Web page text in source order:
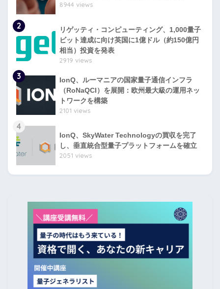
8944 views
2
リゲッティ・コンピューティング、1,000量子
ビット達成に向け英国に1億ドル（約150億円
相当）投資を発表
2919 views
3
IonQ、ルーマニアの国家量子通信インフラ
（RoNaQCI）を展開：欧州最大級の運用ネッ
トワークを構築
2101 views
4
IonQ、SkyWater Technologyの買収を完了
し、垂直統合型量子プラットフォームを確立
2051 views